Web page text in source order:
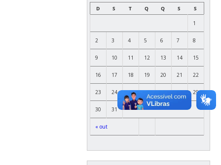
D
S T Q Q S S
« out
1
2 3 4 5 6 7 8
9 10 11 12 13 14 15
16 17 18 19 20 21 22
23 24 25 26 27 28 29
30 31